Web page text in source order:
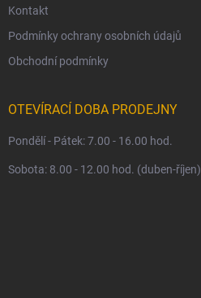
Kontakt
Podmínky ochrany osobních údajů
Obchodní podmínky
OTEVÍRACÍ DOBA PRODEJNY
Pondělí - Pátek: 7.00 - 16.00 hod.
Sobota: 8.00 - 12.00 hod. (duben-říjen)